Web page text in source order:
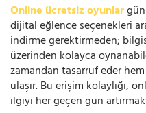
Online ücretsiz oyunlar
dijital eğlence seçenekleri
indirme gerektirmeden;
üzerinden kolayca
zamandan tasarruf eder
ulaşır. Bu erişim kolaylığı,
ilgiyi her geçen gün